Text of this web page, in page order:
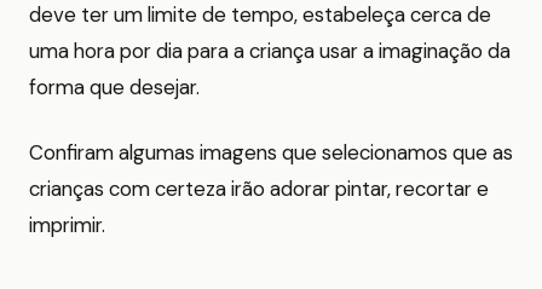
deve ter um limite de tempo, estabeleça cerca de
uma hora por dia para a criança usar a imaginação da
forma que desejar.
Confiram algumas imagens que selecionamos que as
crianças com certeza irão adorar pintar, recortar e
imprimir.